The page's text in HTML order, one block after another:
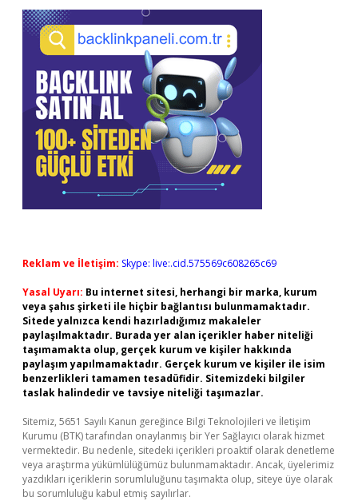
Reklam ve İletişim: Skype: live:.cid.575569c608265c69
Yasal Uyarı: Bu internet sitesi, herhangi bir marka, kurum
veya şahıs şirketi ile hiçbir bağlantısı bulunmamaktadır.
Sitede yalnızca kendi hazırladığımız makaleler
paylaşılmaktadır. Burada yer alan içerikler haber niteliği
taşımamakta olup, gerçek kurum ve kişiler hakkında
paylaşım yapılmamaktadır. Gerçek kurum ve kişiler ile isim
benzerlikleri tamamen tesadüfidir. Sitemizdeki bilgiler
taslak halindedir ve tavsiye niteliği taşımazlar.
Sitemiz, 5651 Sayılı Kanun gereğince Bilgi Teknolojileri ve İletişim
Kurumu (BTK) tarafından onaylanmış bir Yer Sağlayıcı olarak hizmet
vermektedir. Bu nedenle, sitedeki içerikleri proaktif olarak denetleme
veya araştırma yükümlülüğümüz bulunmamaktadır. Ancak, üyelerimiz
yazdıkları içeriklerin sorumluluğunu taşımakta olup, siteye üye olarak
bu sorumluluğu kabul etmiş sayılırlar.